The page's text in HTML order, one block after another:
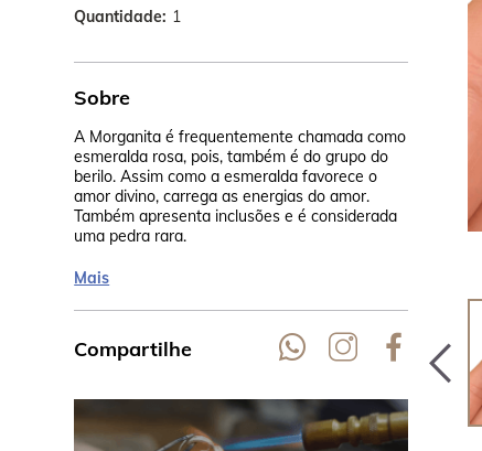
Quantidade 1
Sobre
A Morganita é frequentemente chamada como
esmeralda rosa, pois, também é do grupo do
berilo. Assim como a esmeralda favorece o
amor divino, carrega as energias do amor.
Também apresenta inclusões e é considerada
uma pedra rara.
Seu
calor, na
cor
Mais
Compartilhe